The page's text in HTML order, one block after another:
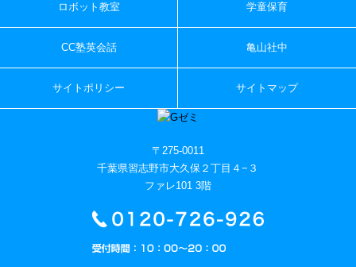
ロボット教室 学童保育
CC塾英会話 亀山社中
サイトポリシー サイトマップ
〒275-0011
千葉県習志野市大久保２丁目４−３
ファレ101 3階